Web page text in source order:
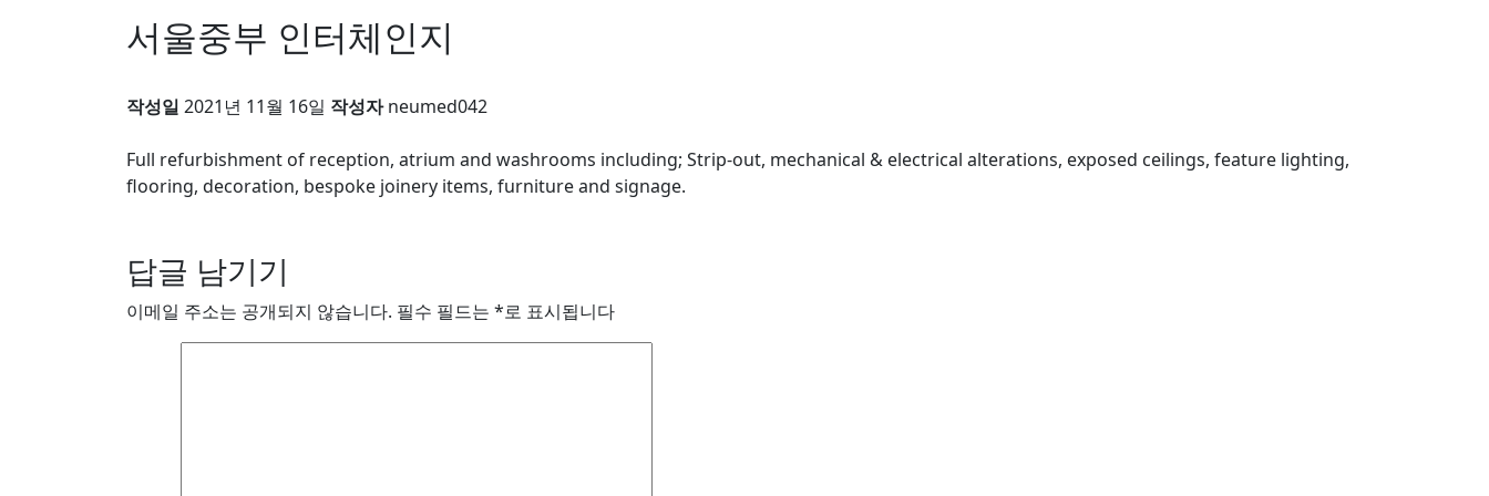
서울중부 인터체인지
작성일 2021년 11월 16일 작성자neumed042
Full refurbishment of reception, atrium and washrooms including; Strip-out, mechanical & electrical alterations, exposed ceilings, feature lighting,
flooring, decoration, bespoke joinery items, furniture and signage.
답글 남기기
이메일 주소는 공개되지 않습니다. 필수 필드는 *로 표시됩니다